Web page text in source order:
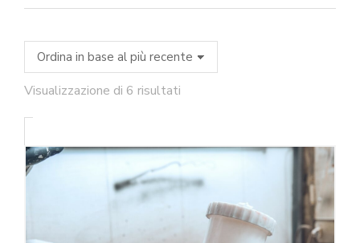
Visualizzazione di 6 risultati